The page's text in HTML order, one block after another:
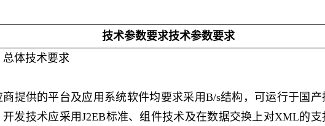
技术参数要求技术参数要求
总体技术要求
商提供的平台及应用系统软件均要求采用B/s结构，可运行于国产
开发技术应采用J2EB标准、组件技术及在数据交换上对XML的支